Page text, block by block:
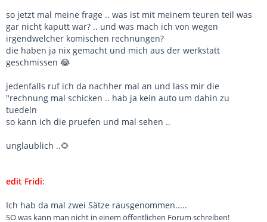
so jetzt mal meine frage .. was ist mit meinem teuren teil was
gar nicht kaputt war? .. und was mach ich von wegen
irgendwelcher komischen rechnungen?
die haben ja nix gemacht und mich aus der werkstatt
geschmissen 😂
jedenfalls ruf ich da nachher mal an und lass mir die
"rechnung mal schicken .. hab ja kein auto um dahin zu
tuedeln
so kann ich die pruefen und mal sehen ..
unglaublich ..🌻
edit Fridi:
Ich hab da mal zwei Sätze rausgenommen.....
SO was kann man nicht in einem öffentlichen Forum schreiben!